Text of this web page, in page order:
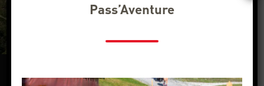
Pass’Aventure